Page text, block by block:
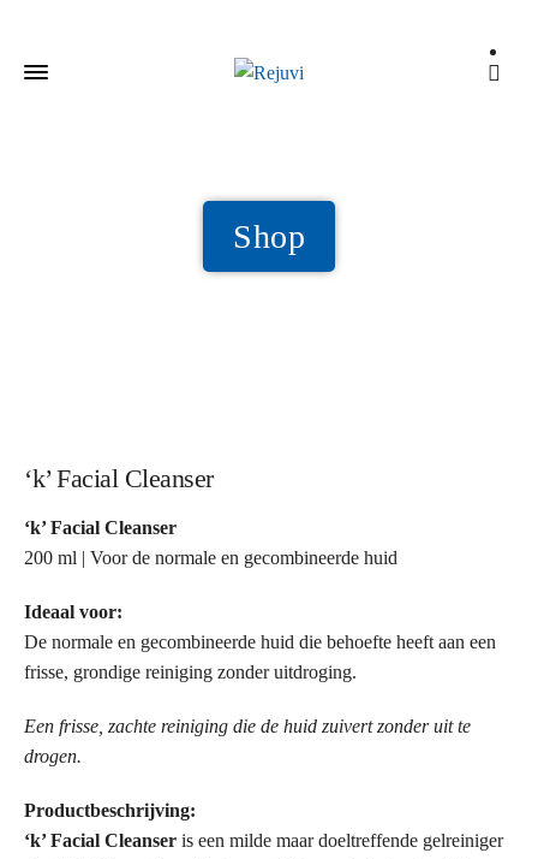
Shop
‘k’ Facial Cleanser
‘k’ Facial Cleanser
200 ml | Voor de normale en gecombineerde huid
Ideaal voor:
De normale en gecombineerde huid die behoefte heeft aan een
frisse, grondige reiniging zonder uitdroging.
Een frisse, zachte reiniging die de huid zuivert zonder uit te
drogen.
Productbeschrijving:
‘k’ Facial Cleanser is een milde maar doeltreffende gelreiniger